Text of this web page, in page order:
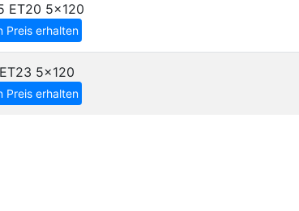
ET20 5x120
Preis erhalten
5x120
Preis erhalten